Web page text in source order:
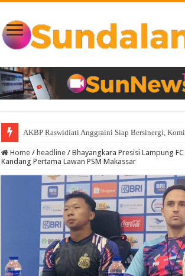
AKBP Raswidiati Anggraini Siap Bersinergi,
Home / headline / Bhayangkara Presisi Lampung
Kandang Pertama Lawan PSM Makassar